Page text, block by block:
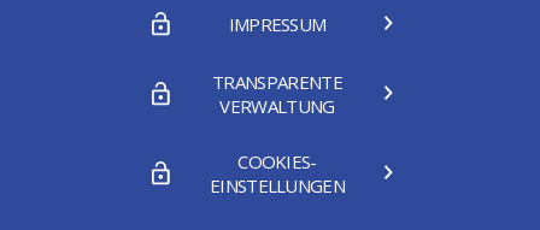
IMPRESSUM
TRANSPARENTE
VERWALTUNG
COOKIES-
EINSTELLUNGEN